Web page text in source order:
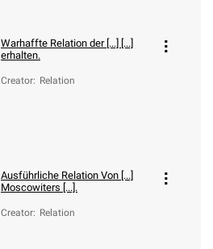
Warhaffte Relation der [...] [...]
erhalten.
Creator: Relation
Ausführliche Relation Von [...]
Moscowiters [...].
Creator: Relation